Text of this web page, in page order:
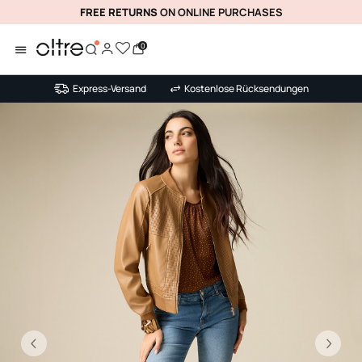
FREE RETURNSON ONLINE PURCHASES
0
Express-Versand Kostenlose Rücksendungen
Vorhergehend